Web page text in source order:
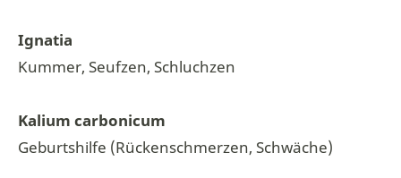
Ignatia
Kummer, Seufzen, Schluchzen
Kalium carbonicum
Geburtshilfe (Rückenschmerzen, Schwäche)